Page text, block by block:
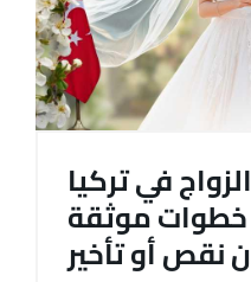
في تركيا
أول 2026: خطوات موثقة
نقص أو تأخير